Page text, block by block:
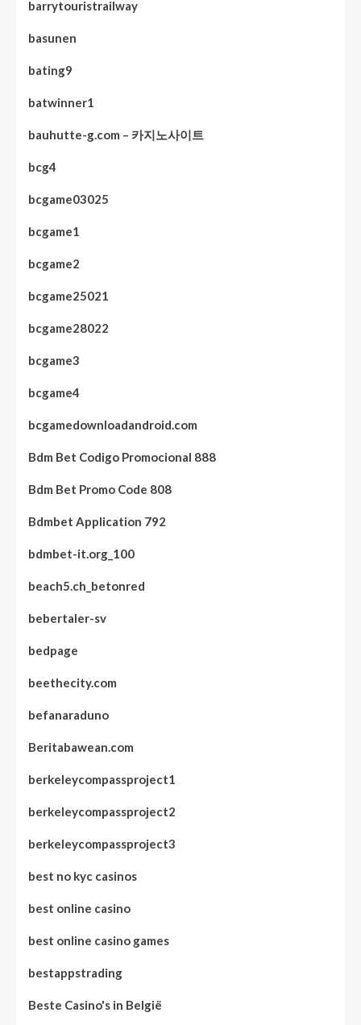
barrytouristrailway
basunen
bating9
batwinner1
bauhutte-g.com – 카지노사이트
bcg4
bcgame03025
bcgame1
bcgame2
bcgame25021
bcgame28022
bcgame3
bcgame4
bcgamedownloadandroid.com
Bdm Bet Codigo Promocional 888
Bdm Bet Promo Code 808
Bdmbet Application 792
bdmbet-it.org_100
beach5.ch_betonred
bebertaler-sv
bedpage
beethecity.com
befanaraduno
Beritabawean.com
berkeleycompassproject1
berkeleycompassproject2
berkeleycompassproject3
best no kyc casinos
best online casino
best online casino games
bestappstrading
Beste Casino's in België